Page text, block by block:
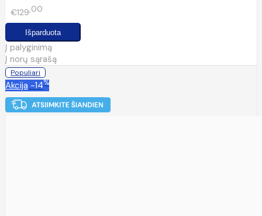
€129 00
Į palyginimą
Į norų sąrašą
Populiari
Akcija -14%